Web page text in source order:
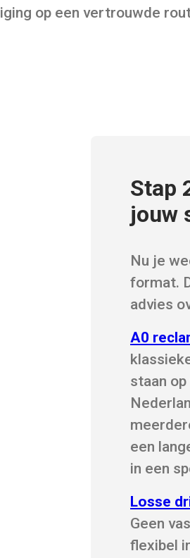
op een vertrouwde
Stap
jouw
Nu je
format.
advies
A0
staan
een
in een
Losse
Geen
flexibel